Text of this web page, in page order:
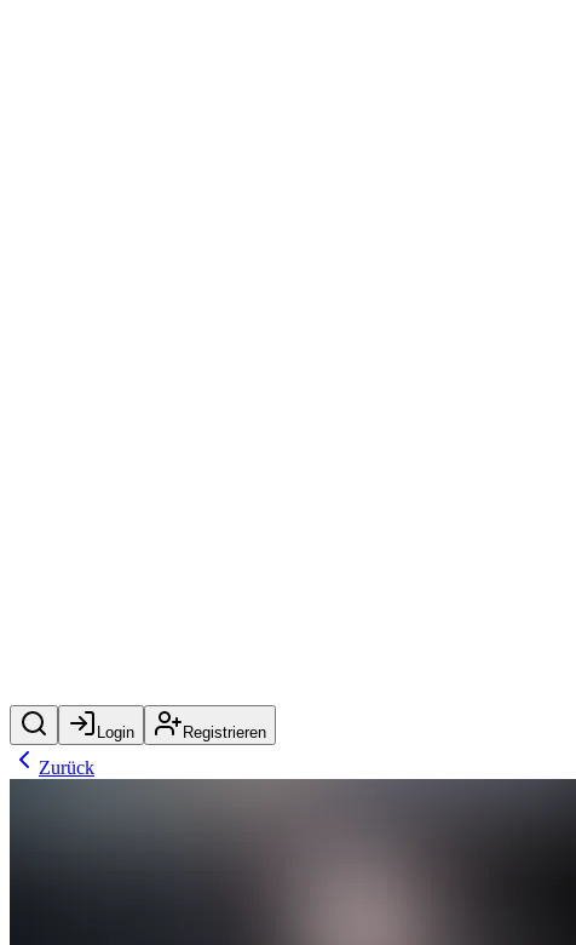
Login Registrieren
Zurück